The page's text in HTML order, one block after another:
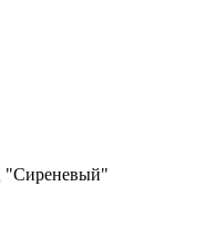
"Сиреневый"